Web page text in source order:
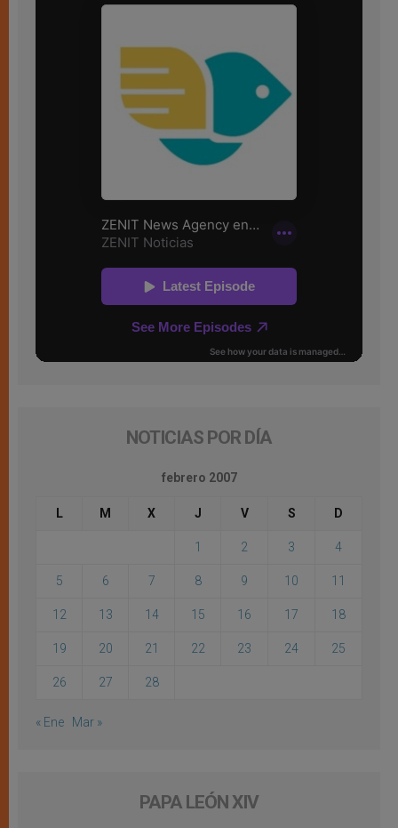
NOTICIAS POR DÍA
febrero 2007
L M X J V S D
1 2 3 4
5 6 7 8 9 10 11
12 13 14 15 16 17 18
19 20 21 22 23 24 25
26 27 28
« Ene Mar »
PAPA LEÓN XIV